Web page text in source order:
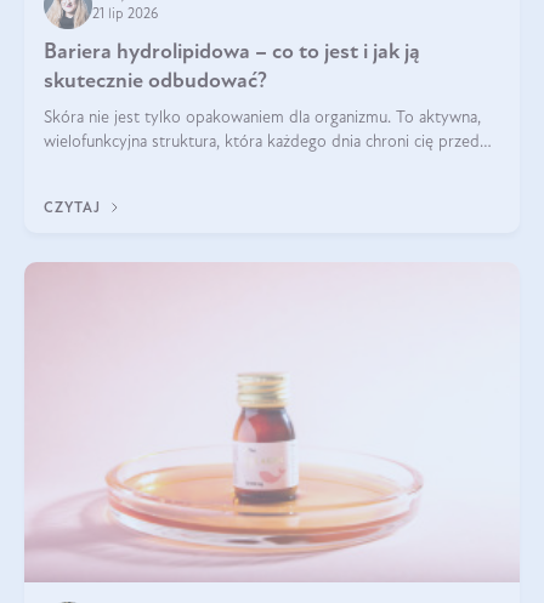
21 lip 2026
Bariera hydrolipidowa – co to jest i jak ją
skutecznie odbudować?
Skóra nie jest tylko opakowaniem dla organizmu. To aktywna,
wielofunkcyjna struktura, która każdego dnia chroni cię przed
bariera hydrolipidowa.
CZYTAJ